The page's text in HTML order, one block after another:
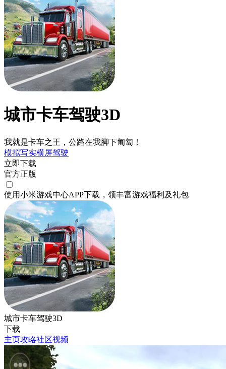
城市卡车驾驶3D
我就是卡车之王，公路在我脚下匍匐！
模拟写实横屏驾驶
立即下载
官方正版
使用小米游戏中心APP下载 ，领丰富游戏福利 及礼包
城市卡车驾驶3D
下载
主页攻略社区视频